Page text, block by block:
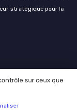
stratégique pour la
sur ceux que